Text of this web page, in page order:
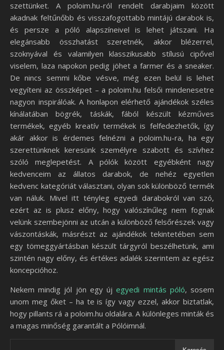
szettünket. A poloim.hu-ról rendelt darabjaim között
akadnak feltűnőbb és visszafogottabb mintájú darabok is,
és persze a póló alapszíneivel is lehet játszani. Ha
elegánsabb összhatást szeretnék, akkor blézerrel,
szoknyával és valamilyen klasszikusabb stílusú cipővel
viselem, laza napokon pedig jöhet a farmer és a sneaker.
De nincs semmi kőbe vésve, még ezen belül is lehet
vegyíteni az összképet – a poloim.hu felsői mindenesetre
nagyon inspirálóak. A honlapon elérhető ajándékok széles
kínálatában bögrék, táskák, fából készült kézműves
termékek, egyéb kreatív termékek is felfedezhetők, így
akár akkor is érdemes felnézni a poloim.hu-ra, ha egy
szerettünknek keresünk személyre szabott és szívhez
szóló meglepetést. A pólók között egyébként nagy
kedvenceim az állatos darabok, de nehéz egyetlen
kedvenc kategóriát választani, olyan sok különböző termék
van náluk. Mivel itt tényleg egyedi darabokról van szó,
ezért az is plusz előny, hogy valószínűleg nem fognak
velünk szembejönni az utcán a különböző felsőrészek vagy
vászontáskák, másrészt az ajándékok tekintetében sem
egy tömeggyártásban készült tárgyról beszélhetünk, ami
szintén nagy előny, és értékes adalék szerintem az egész
koncepcióhoz.
Nekem mindig jól jön egy újegyedi mintás póló, sosem
unom meg őket – ha te is így vagy ezzel, akkor biztatlak,
hogy pillants rá a poloim.hu oldalára. A különleges minták és
a magas minőség garantált a Pólóimnál.